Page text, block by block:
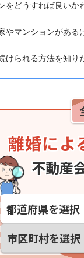
をどうすれば良いか
やマンションがある
けられる方法を知り